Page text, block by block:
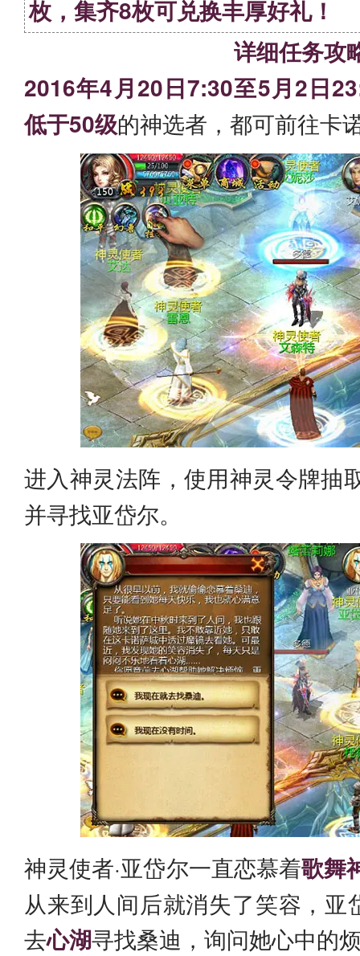
枚，集齐8枚可兑换丰厚好礼！
详细任务攻
2016年4月20日7:30至5月2日
低于50级的神选者，都可前往卡
进入神灵法阵，使用神灵令牌抽
并寻找亚岱尔。
神灵使者·亚岱尔一直恋慕着歌舞
从来到人间后就消失了笑容，亚
去心湖寻找桑迪，询问她心中的